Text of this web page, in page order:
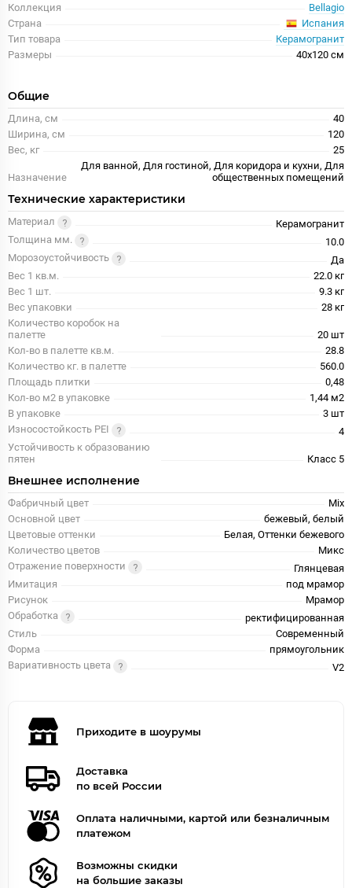
Коллекция
Bellagio
Страна
Испания
Тип товара
Керамогранит
Размеры
40x120 см
Общие
Длина, см
40
Ширина, см
120
Вес, кг
25
Назначение
Для ванной, Для гостиной, Для коридора и кухни, Для
общественных помещений
Технические характеристики
Материал
Керамогранит
Толщина мм.
10.0
Морозоустойчивость
Да
Вес 1 кв.м.
22.0 кг
Вес 1 шт.
9.3 кг
Вес упаковки
28 кг
Количество коробок на
палетте
20 шт
Кол-во в палетте кв.м.
28.8
Количество кг. в палетте
560.0
Площадь плитки
0,48
Кол-во м2 в упаковке
1,44 м2
В упаковке
3 шт
Износостойкость PEI
4
Устойчивость к образованию
пятен
Класс 5
Внешнее исполнение
Фабричный цвет
Mix
Основной цвет
бежевый, белый
Цветовые оттенки
Белая, Оттенки бежевого
Количество цветов
Микс
Отражение поверхности
Глянцевая
Имитация
под мрамор
Рисунок
Мрамор
Обработка
ректифицированная
Стиль
Современный
Форма
прямоугольник
Вариативность цвета
V2
Приходите в шоурумы
Доставка
по всей России
Оплата наличными, картой или безналичным
платежом
Возможны скидки
на большие заказы